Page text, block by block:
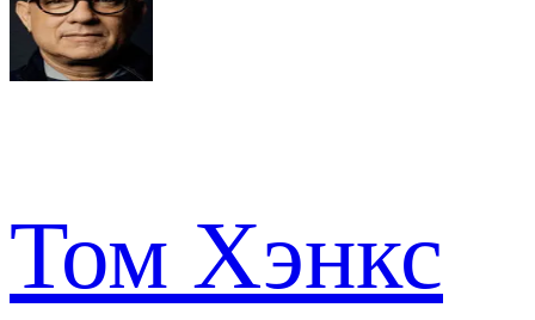
Том Хэнкс